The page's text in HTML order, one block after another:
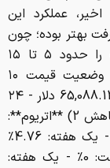
عملکرد این
بهتر بوده؛ چون
برآوردهای اولیه، ورود سرمایه سال نخست را حدود ۵ تا ۱۵
میلیارد دلار تخمین می‌زدند. ### آخرین وضعیت قیمت ۱۰
رمزارز بزرگ بازار (دوشنبه) 1) **بیت‌کوین**: 65,088.12 دلار - ۲۴
ساعت: 4.28٪ کاهش - یک هفته: 4.82٪ کاهش 2) **اتریوم**:
1,866.01 دلار - ۲۴ ساعت: 5.53٪ کاهش - یک هفته: 4.76٪
کاهش 3) **تتر**: 0.9996 دلار - ۲۴ ساعت: 0٪ - یک هفته: